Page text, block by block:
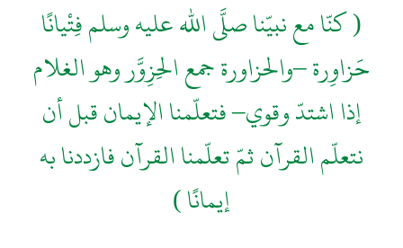
( كنّا مع نبيّنا صلَّى الله عليه وسلم فِتْيانًا
حَزاوِرة –والحزاورة جمع الحِزِوَّر وهو الغلام
إذا اشتدّ وقوي– فتعلّمنا الإيمان قبل أن
نتعلّم القرآن ثمّ تعلّمنا القرآن فازددنا به
إيمانًا )